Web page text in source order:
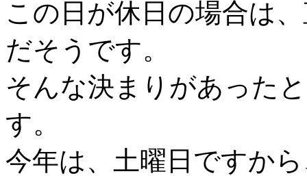
この日が休日の場合は
だそうです。
そんな決まりがあった
す。
今年は、土曜日ですか